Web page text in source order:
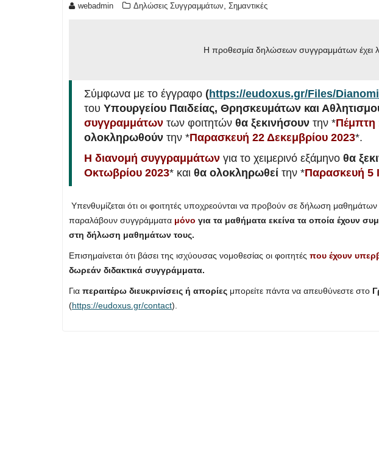
webadmin Δηλώσεις Συγγραμμάτων Σημαντικές
Η προθεσμία δηλώσεων συγγραμμάτων έχει
Σύμφωνα με το έγγραφο (https://eudoxus.gr/Files/
του Υπουργείου Παιδείας, Θρησκευμάτων και
συγγραμμάτων των φοιτητών θα ξεκινήσουν την *Πέμπτη
ολοκληρωθούν την *Παρασκευή 22 Δεκεμβρίου 2023*.
Η διανομή συγγραμμάτων για το χειμερινό εξάμηνο θα
Οκτωβρίου 2023* και θα ολοκληρωθεί την *Παρασκευή 5
Υπενθυμίζεται ότι οι φοιτητές υποχρεούνται να προβούν σε δήλωση μαθημάτων
παραλάβουν συγγράμματα μόνο για τα μαθήματα εκείνα τα οποία έχουν
στη δήλωση μαθημάτων τους.
Επισημαίνεται ότι βάσει της ισχύουσας νομοθεσίας οι φοιτητές που έχουν
δωρεάν διδακτικά συγγράμματα.
Για περαιτέρω διευκρινίσεις ή απορίες μπορείτε πάντα να απευθύνεστε στο
(https://eudoxus.gr/contact).